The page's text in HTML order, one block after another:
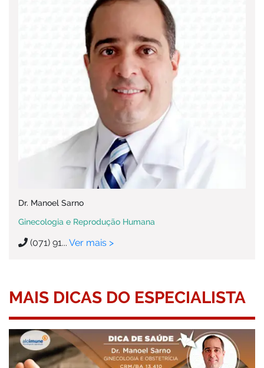
Dr. Manoel Sarno
Ginecologia e Reprodução Humana
(071) 91... Ver mais >
MAIS DICAS DO ESPECIALISTA